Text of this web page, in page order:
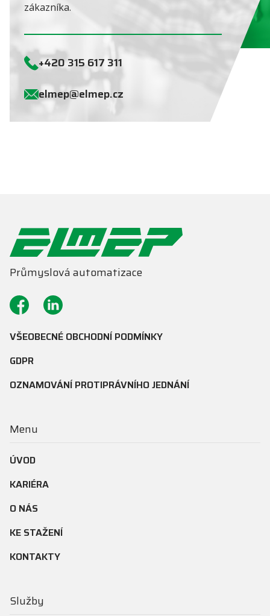
zákazníka.
+420 315 617 311
elmep@elmep.cz
Menu
ÚVOD
KARIÉRA
O NÁS
KE STAŽENÍ
KONTAKTY
Služby
Průmyslová automatizace
VŠEOBECNÉ OBCHODNÍ PODMÍNKY
GDPR
OZNAMOVÁNÍ PROTIPRÁVNÍHO JEDNÁNÍ